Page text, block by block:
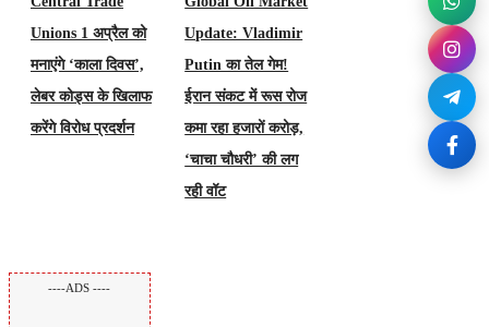
Unions 1 अप्रैल को
मनाएंगे ‘काला दिवस’,
लेबर कोड्स के खिलाफ
करेंगे विरोध प्रदर्शन
Update: Vladimir
Putin का तेल गेम!
ईरान संकट में रूस रोज
कमा रहा हजारों करोड़,
‘चाचा चौधरी’ की लग
रही वॉट
----ADS ----